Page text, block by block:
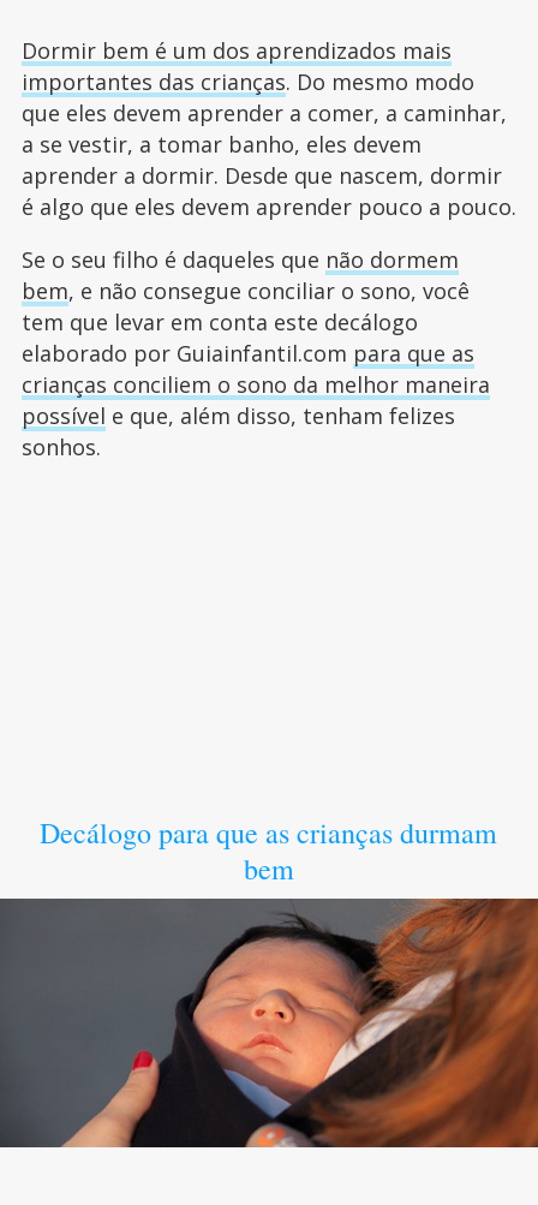
Dormir bem é um dos aprendizados mais
importantes das crianças. Do mesmo modo
que eles devem aprender a comer, a caminhar,
a se vestir, a tomar banho, eles devem
aprender a dormir. Desde que nascem, dormir
é algo que eles devem aprender pouco a pouco.
Se o seu filho é daqueles que não dormem
bem, e não consegue conciliar o sono, você
tem que levar em conta este decálogo
elaborado por Guiainfantil.com para que as
crianças conciliem o sono da melhor maneira
possível e que, além disso, tenham felizes
sonhos.
Decálogo para que as crianças durmam
bem